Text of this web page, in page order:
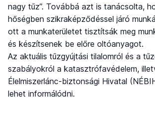
nagy tűz”. Továbbá azt is tanácsolta,
hőségben szikraképződéssel járó
ott a munkaterületet tisztítsák meg
és készítsenek be előre oltóanyagot.
Az aktuális tűzgyújtási tilalomról és a
szabályokról a katasztrófavédelem,
Élelmiszerlánc-biztonsági Hivatal
lehet informálódni.